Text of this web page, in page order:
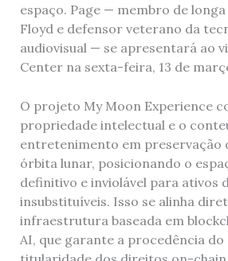
espaço. Page — membro de
Floyd e defensor veterano da
audiovisual — se apresentará ao
Center na sexta-feira, 13 de
O projeto My Moon Experience
propriedade intelectual e o
entretenimento em preservação
órbita lunar, posicionando o
definitivo e inviolável para ativos
insubstituíveis. Isso se alinha
infraestrutura baseada em
AI, que garante a procedência do